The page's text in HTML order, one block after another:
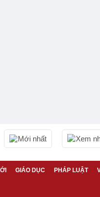
Mới nhất Xem
GIÁO DỤC PHÁP LUẬT